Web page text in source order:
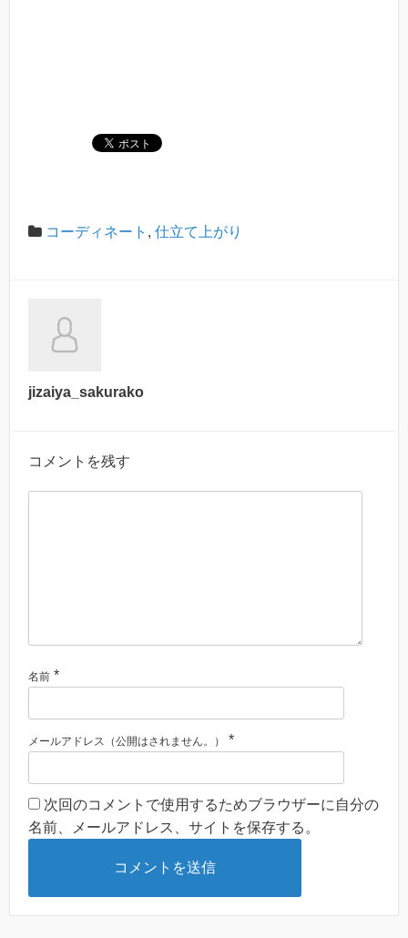
コーディネート , 仕立て上がり
jizaiya_sakurako
コメントを残す
名前 *
メールアドレス（公開はされません。） *
次回のコメントで使用するためブラウザーに自分の
名前、メールアドレス、サイトを保存する。